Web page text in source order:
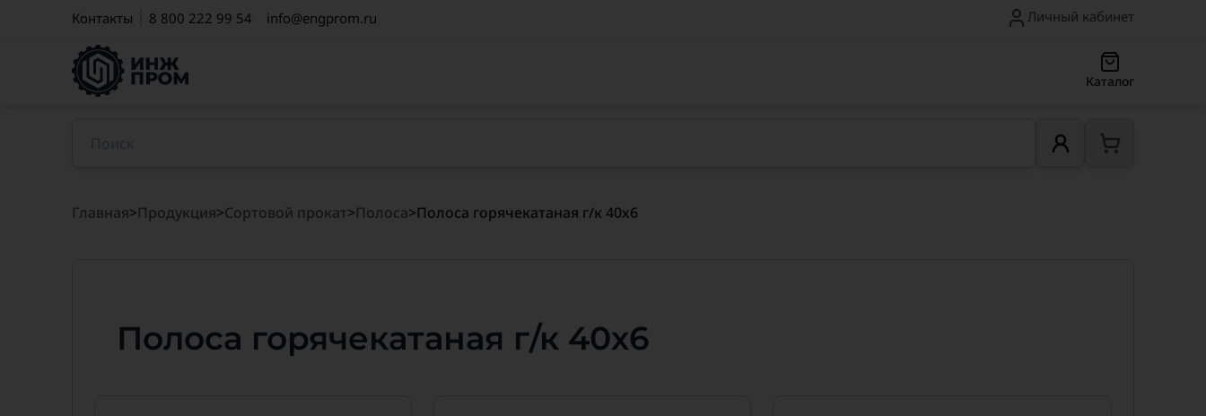
Контакты 8 800 222 99 54 info@engprom.ru Личный кабинет
Каталог
Главная>Продукция>Сортовой прокат>Полоса>Полоса горячекатаная г/к 40х6
Полоса горячекатаная г/к 40х6